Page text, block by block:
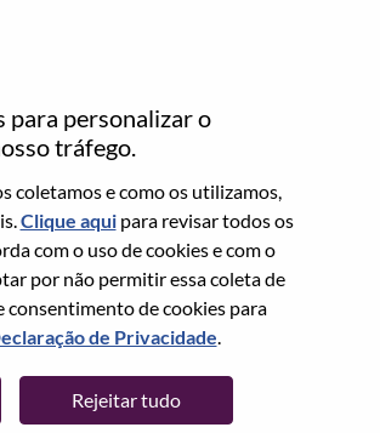
para personalizar o
tráfego.
coletamos e como os utilizamos,
Clique aquipara revisar todos os
com o uso de cookies e com o
por não permitir essa coleta de
de cookies para
de Privacidade.
Rejeitar tudo
a full-
Android 性能优化工程师
武汉（Wuhan）, Hubei, China,
Android Framework 性能工程师
武汉（Wuhan）, Hubei, China,
Android Framework 高级工程师
武汉（Wuhan）, Hubei, China,
Veja todos